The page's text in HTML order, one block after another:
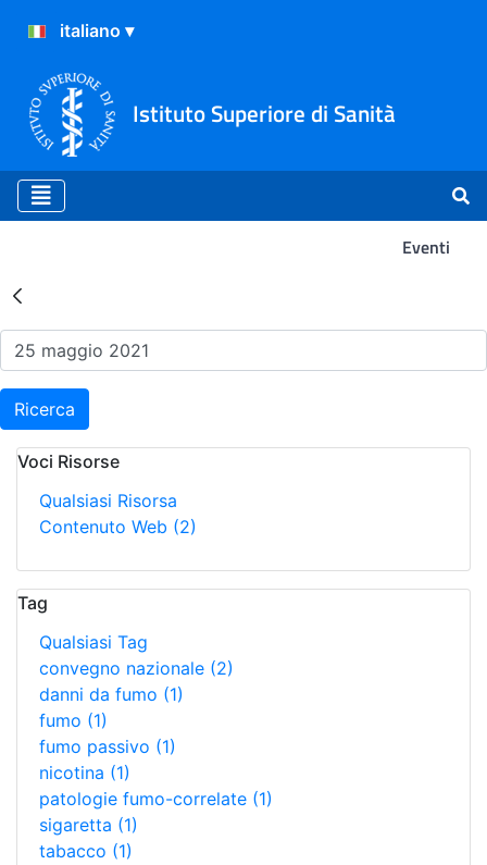
Istituto Superiore di Sanità
Eventi
Risultati della Ricerca -
Ricerca
Voci Risorse
Qualsiasi Risorsa
Contenuto Web (2)
Tag
Qualsiasi Tag
convegno nazionale (2)
danni da fumo (1)
fumo (1)
fumo passivo (1)
nicotina (1)
patologie fumo-correlate (1)
sigaretta (1)
tabacco (1)